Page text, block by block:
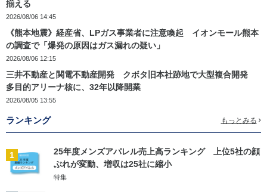
揃える
2026/08/06 14:45
《熊本地震》経産省、LPガス事業者に注意喚起 イオンモール熊本
の調査で「爆発の原因はガス漏れの疑い」
2026/08/06 12:15
三井不動産と関電不動産開発 クボタ旧本社跡地で大型複合開発
多目的アリーナ核に、32年以降開業
2026/08/05 13:55
ランキング もっとみる
1
25年度メンズアパレル売上高ランキング 上位5社の顔
ぶれが変動、増収は25社に縮小
特集